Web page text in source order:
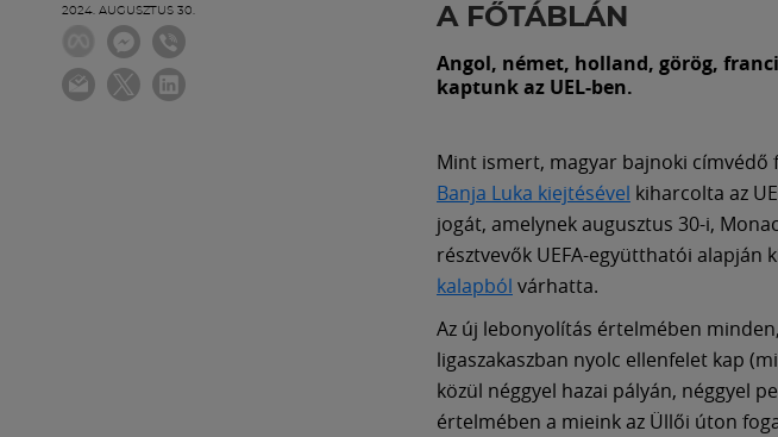
2024. AUGUSZTUS 30.
A FŐTÁBLÁN
Angol, német, holland, görög,
kaptunk az UEL-ben.
Mint ismert, magyar bajnoki
Banja Luka kiejtésével kiharcolta az
jogát, amelynek augusztus 30-i,
résztvevők UEFA-együtthatói alapján
kalapból várhatta.
Az új lebonyolítás értelmében
ligaszakaszban nyolc ellenfelet kap
közül néggyel hazai pályán, néggyel
értelmében a mieink az Üllői úton